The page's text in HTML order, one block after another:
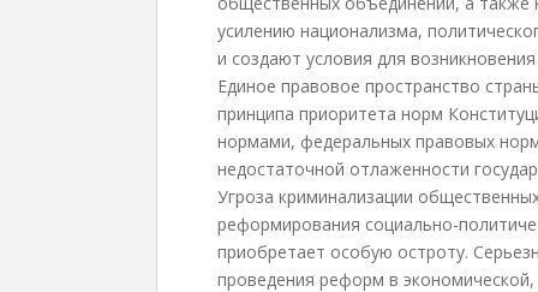
усилению национализма,
и создают условия для
Единое правовое пространство
принципа приоритета норм
нормами, федеральных правовых
недостаточной отлаженности
Угроза криминализации
реформирования социально-
приобретает особую остроту.
проведения реформ в